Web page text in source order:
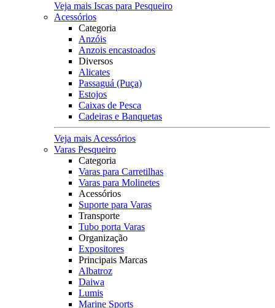
Veja mais Iscas para Pesqueiro
Acessórios
Categoria
Anzóis
Anzois encastoados
Diversos
Alicates
Passaguá (Puça)
Estojos
Caixas de Pesca
Cadeiras e Banquetas
Veja mais Acessórios
Varas Pesqueiro
Categoria
Varas para Carretilhas
Varas para Molinetes
Acessórios
Suporte para Varas
Transporte
Tubo porta Varas
Organização
Expositores
Principais Marcas
Albatroz
Daiwa
Lumis
Marine Sports